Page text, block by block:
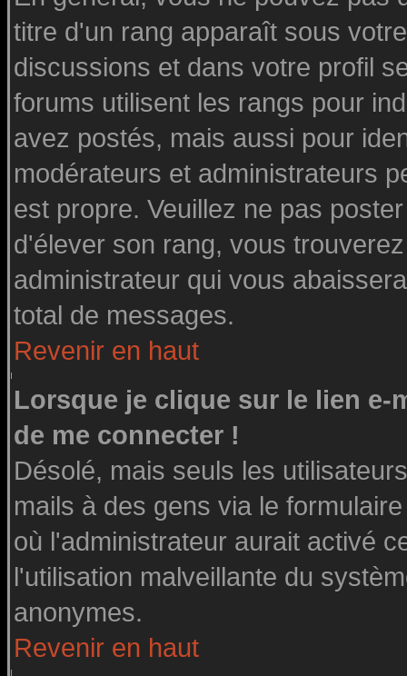
titre d'un rang apparaît sous
discussions et dans votre profil
forums utilisent les rangs pour
avez postés, mais aussi pour
modérateurs et administrateurs
est propre. Veuillez ne pas
d'élever son rang, vous
administrateur qui vous
total de messages.
Revenir en haut
Lorsque je clique sur le lien e-
de me connecter !
Désolé, mais seuls les
mails à des gens via le
où l'administrateur aurait activé
l'utilisation malveillante du
anonymes.
Revenir en haut